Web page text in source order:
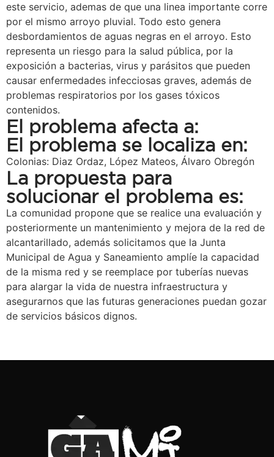
este servicio, ademas de que una linea importante corre
por el mismo arroyo pluvial. Todo esto genera
desbordamientos de aguas negras en el arroyo. Esto
representa un riesgo para la salud pública, por la
exposición a bacterias, virus y parásitos que pueden
causar enfermedades infecciosas graves, además de
problemas respiratorios por los gases tóxicos
contenidos.
El problema afecta a:
El problema se localiza en:
Colonias: Diaz Ordaz, López Mateos, Álvaro Obregón
La propuesta para
solucionar el problema es:
La comunidad propone que se realice una evaluación y
posteriormente un mantenimiento y mejora de la red de
alcantarillado, además solicitamos que la Junta
Municipal de Agua y Saneamiento amplíe la capacidad
de la misma red y se reemplace por tuberías nuevas
para alargar la vida de nuestra infraestructura y
asegurarnos que las futuras generaciones puedan gozar
de servicios básicos dignos.